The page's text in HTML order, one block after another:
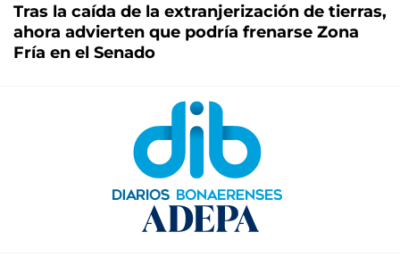
Tras la caída de la extranjerización de tierras,
ahora advierten que podría frenarse Zona
Fría en el Senado